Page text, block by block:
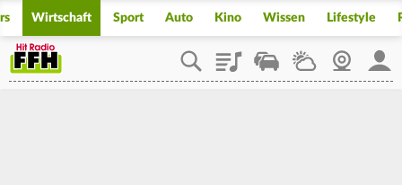
Wirtschaft Sport Auto Kino Wissen Lifestyle
PlaylistStaupilotWetterWebcam